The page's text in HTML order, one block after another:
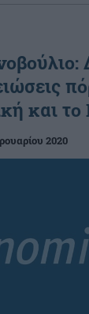
και
2020